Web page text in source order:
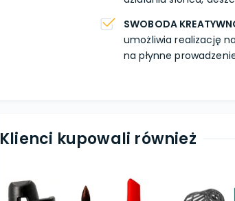
SWOBODA
umożliwia realizację
na płynne
Klienci kupowali również